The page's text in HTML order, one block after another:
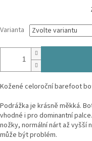
Varianta
Kožené celoroční barefoot
Podrážka je krásně měkká.
vhodné i pro dominantní
nožky, normální nárt až vyšší
může být problém.